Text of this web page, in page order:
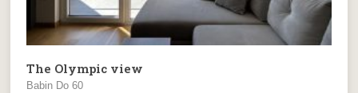
The Olympic view
Babin Do 60